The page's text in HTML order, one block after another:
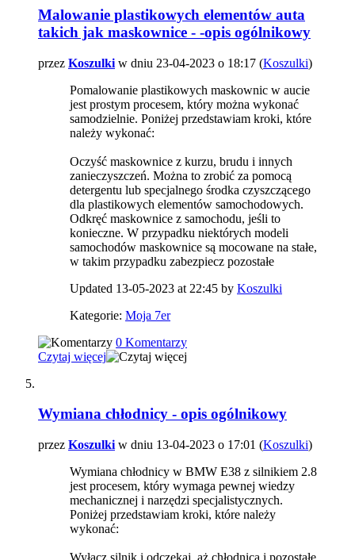
Malowanie plastikowych elementów auta
takich jak maskownice - -opis ogólnikowy
przez Koszulki w dniu 23-04-2023 o 18:17 (Koszulki)
Pomalowanie plastikowych maskownic w aucie
jest prostym procesem, który można wykonać
samodzielnie. Poniżej przedstawiam kroki, które
należy wykonać:
Oczyść maskownice z kurzu, brudu i innych
zanieczyszczeń. Można to zrobić za pomocą
detergentu lub specjalnego środka czyszczącego
dla plastikowych elementów samochodowych.
Odkręć maskownice z samochodu, jeśli to
konieczne. W przypadku niektórych modeli
samochodów maskownice są mocowane na stałe,
w takim przypadku zabezpiecz pozostałe
Updated 13-05-2023 at 22:45 by Koszulki
Kategorie: Moja 7er
0 Komentarzy
Czytaj więcej
Wymiana chłodnicy - opis ogólnikowy
przez Koszulki w dniu 13-04-2023 o 17:01 (Koszulki)
Wymiana chłodnicy w BMW E38 z silnikiem 2.8
jest procesem, który wymaga pewnej wiedzy
mechanicznej i narzędzi specjalistycznych.
Poniżej przedstawiam kroki, które należy
wykonać:
Wyłącz silnik i odczekaj, aż chłodnica i pozostałe